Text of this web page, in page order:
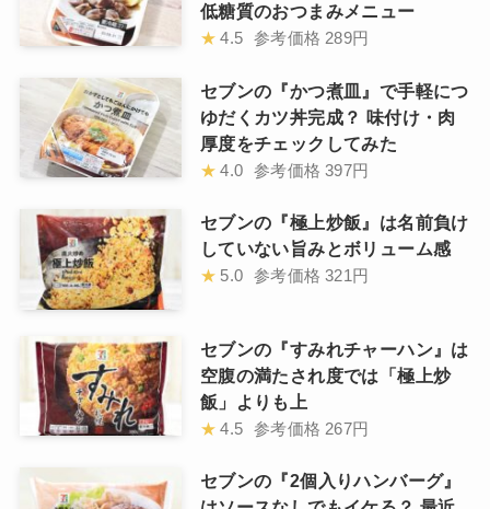
低糖質のおつまみメニュー
★ 4.5 参考価格 289円
セブンの『かつ煮皿』で手軽につ
ゆだくカツ丼完成？ 味付け・肉
厚度をチェックしてみた
★ 4.0 参考価格 397円
セブンの『極上炒飯』は名前負け
していない旨みとボリューム感
★ 5.0 参考価格 321円
セブンの『すみれチャーハン』は
空腹の満たされ度では「極上炒
飯」よりも上
★ 4.5 参考価格 267円
セブンの『2個入りハンバーグ』